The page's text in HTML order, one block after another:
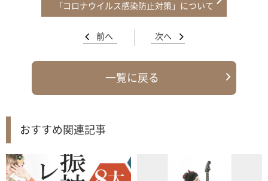
「コロナウイルス感染防止対策」について
前へ 次へ
一覧に戻る
おすすめ関連記事